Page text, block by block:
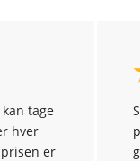
tage
hver
er